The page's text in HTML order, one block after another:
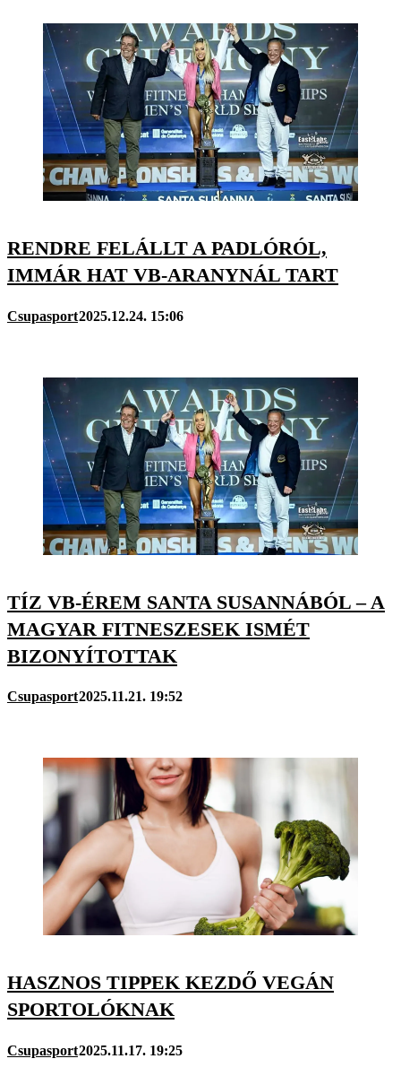
RENDRE FELÁLLT A PADLÓRÓL,
IMMÁR HAT VB-ARANYNÁL TART
Csupasport2025.12.24. 15:06
TÍZ VB-ÉREM SANTA SUSANNÁBÓL – A
MAGYAR FITNESZESEK ISMÉT
BIZONYÍTOTTAK
Csupasport2025.11.21. 19:52
HASZNOS TIPPEK KEZDŐ VEGÁN
SPORTOLÓKNAK
Csupasport2025.11.17. 19:25